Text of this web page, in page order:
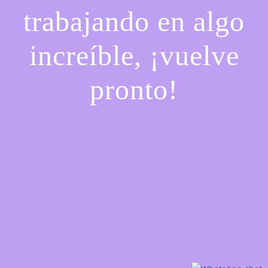
trabajando en algo
increíble, ¡vuelve
pronto!